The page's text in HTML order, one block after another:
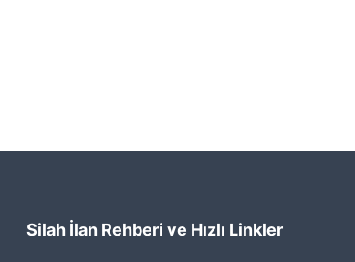
Silah İlan Rehberi ve Hızlı Linkler